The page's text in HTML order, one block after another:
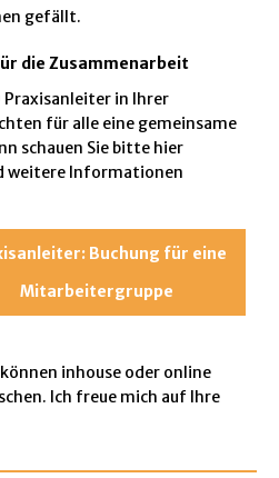
gefällt.
die Zusammenarbeit
Praxisanleiter in Ihrer
für alle eine gemeinsame
schauen Sie bitte hier
weitere Informationen
Buchung für eine
Mitarbeitergruppe
inhouse oder online
Ich freue mich auf Ihre